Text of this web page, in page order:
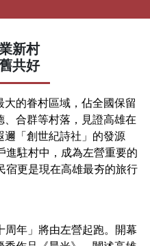
新村
共好
的眷村區域，佔全國保留
合群等村落，見證高雄在
邇「創世紀詩社」的發源
進駐村中，成為左營重要的
宿更是現在高雄最夯的旅行
周年」將由左營起跑。開幕